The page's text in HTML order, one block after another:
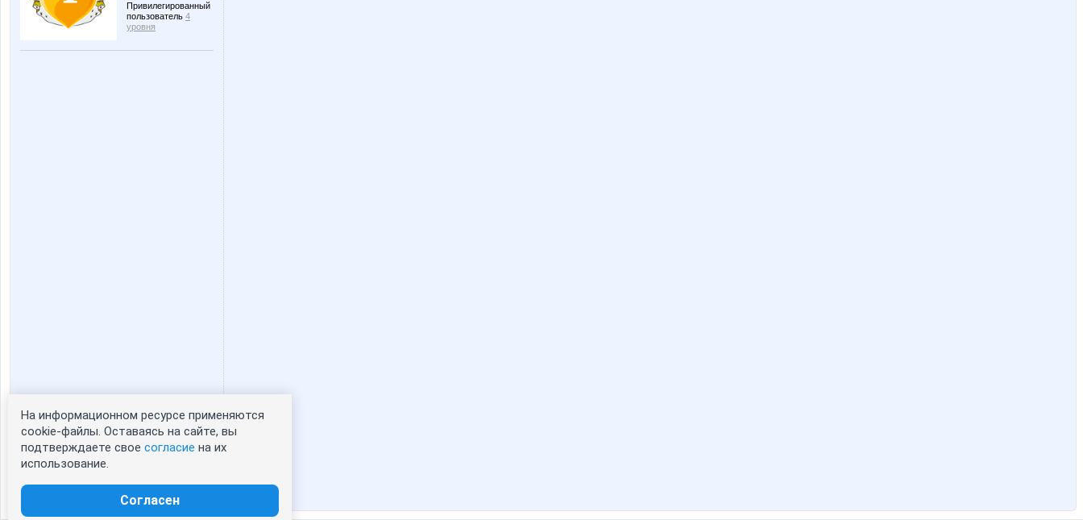
Привилегированный
пользователь 4
уровня
Статистика портрета:
сейчас просматривают портрет - 0
зарегистрированные пользователи
На информационном ресурсе применяются
cookie-файлы. Оставаясь на сайте, вы
подтверждаете свое согласие на их
использование.
Согласен